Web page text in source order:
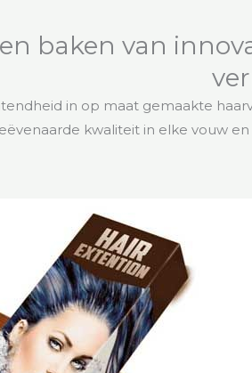
baken van
in op maat gemaakte
kwaliteit in elke vouw